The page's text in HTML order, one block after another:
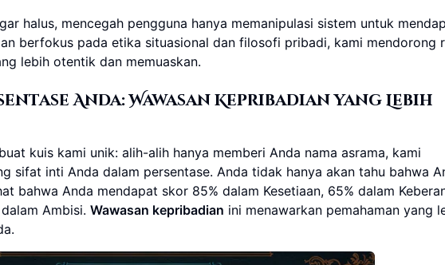
halus, mencegah pengguna hanya memanipulasi sistem untuk
berfokus pada etika situasional dan filosofi pribadi, kami mendorong
lebih otentik dan memuaskan.
Anda: Wawasan Kepribadian yang Lebih
kuis kami unik: alih-alih hanya memberi Anda nama asrama, kami
sifat inti Anda dalam persentase. Anda tidak hanya akan tahu bahwa
bahwa Anda mendapat skor 85% dalam Kesetiaan, 65% dalam
Ambisi. Wawasan kepribadian ini menawarkan pemahaman yang